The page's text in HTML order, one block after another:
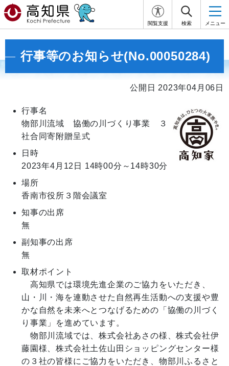
閲覧支援 検索 メニュー
行事等のお知らせ(No.00050284)
公開日 2023年04月06日
行事名
物部川流域 協働の川づくり事業 ３
社合同寄附贈呈式
日時
2023年4月12日
14時00分～14時30分
場所
香南市役所３階会議室
知事の出席
無
副知事の出席
無
取材ポイント
高知県では環境先進企業のご協力をいただき、
山・川・海を連動させた自然再生活動への支援や豊
かな自然を未来へとつなげるための「協働の川づく
り事業」を進めています。
物部川流域では、株式会社あさの様、株式会社伊
藤園様、株式会社土佐山田ショッピングセンター様
の３社の皆様にご協力をいただき、物部川ふるさと